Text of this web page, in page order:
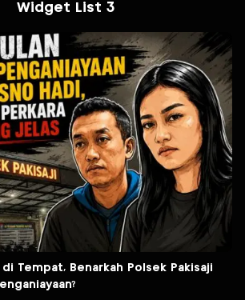
Widget List 3
di Tempat, Benarkah Polsek Pakisaji